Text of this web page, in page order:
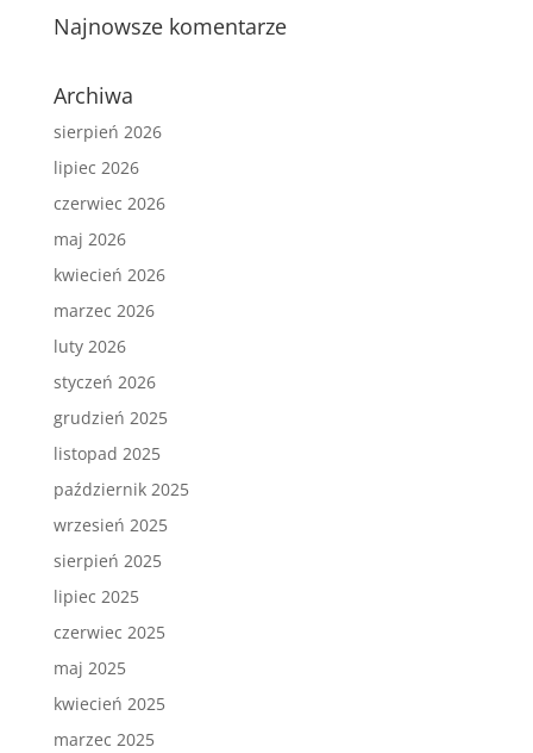
Najnowsze komentarze
Archiwa
sierpień 2026
lipiec 2026
czerwiec 2026
maj 2026
kwiecień 2026
marzec 2026
luty 2026
styczeń 2026
grudzień 2025
listopad 2025
październik 2025
wrzesień 2025
sierpień 2025
lipiec 2025
czerwiec 2025
maj 2025
kwiecień 2025
marzec 2025